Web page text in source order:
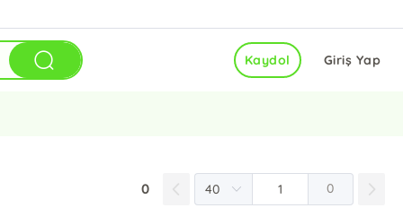
Giriş Yap
Kaydol
0 0